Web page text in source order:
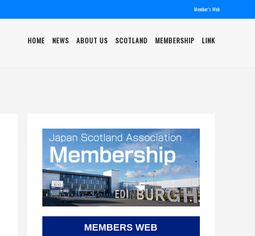
Member's Web
HOME NEWS ABOUT US SCOTLAND MEMBERSHIP LINK
MEMBERS WEB